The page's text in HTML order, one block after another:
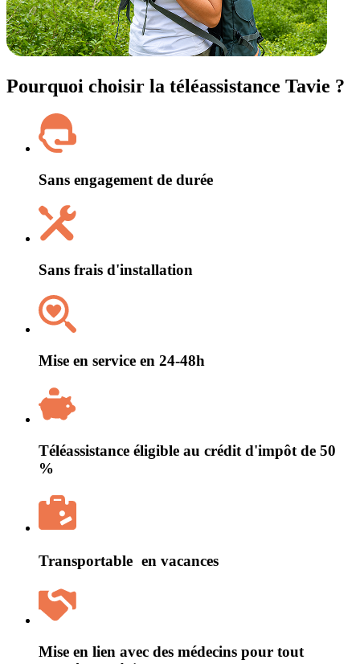
Pourquoi choisir la téléassistance Tavie ?
Sans engagement de durée
Sans frais d'installation
Mise en service en 24-48h
Téléassistance éligible au crédit d'impôt de 50
%
Transportable en vacances
Mise en lien avec des médecins pour tout